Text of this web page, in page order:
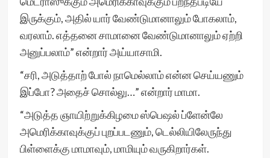
இருக்கும், அதில் யார் வேண்டுமானாலும் போகலாம்,
வரலாம். எத்தனை சாமானை வேண்டுமானாலும் ஏற்றி
அனுப்பலாம்” என்றார் அய்யாசாமி.
“சரி, அடுத்தாற் போல் நாமெல்லாம் என்ன செய்யணும்
இப்போ? அதைச் சொல்லு…” என்றார் மாமா.
“அடுத்த ஞாயிற்றுக்கிழமை ஸ்பெஷல் ப்ளேன்லே
அமெரிக்காவுக்குப் புறப்படணும், டெல்லியிலேருந்து
பிள்ளைக்கு மாமாவும், மாமியும் வருகிறார்கள்.